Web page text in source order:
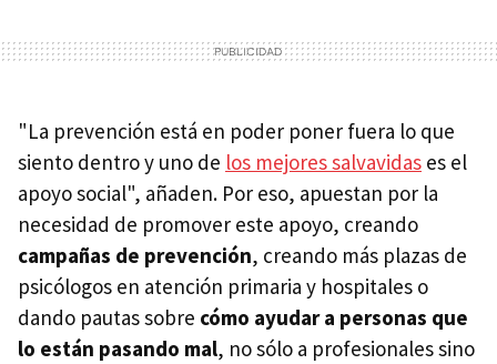
"La prevención está en poder poner fuera lo que
siento dentro y uno de los mejores salvavidas es el
apoyo social", añaden. Por eso, apuestan por la
necesidad de promover este apoyo, creando
campañas de prevención, creando más plazas de
psicólogos en atención primaria y hospitales o
dando pautas sobre cómo ayudar a personas que
lo están pasando mal, no sólo a profesionales sino